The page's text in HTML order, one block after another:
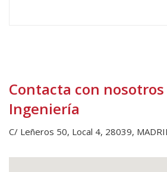
Contacta con
Ingeniería
C/ Leñeros 50, Local 4, 28039,